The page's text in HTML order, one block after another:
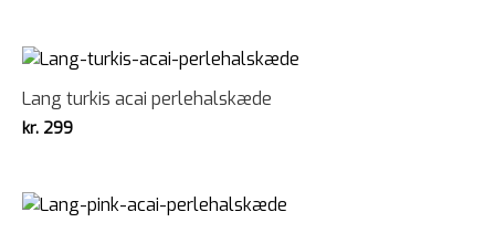
Lang turkis acai perlehalskæde
kr. 299